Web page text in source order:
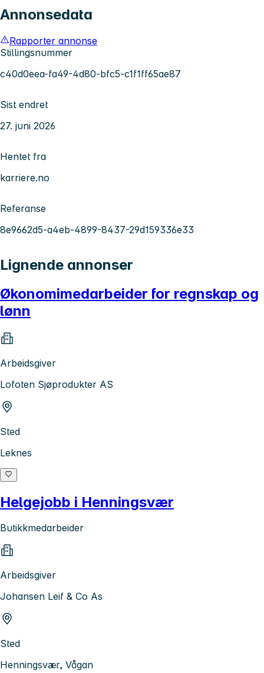
Annonsedata
Rapporter annonse
Stillingsnummer
c40d0eea-fa49-4d80-bfc5-c1f1ff65ae87
Sist endret
27. juni 2026
Hentet fra
karriere.no
Referanse
8e9662d5-a4eb-4899-8437-29d159336e33
Lignende annonser
Økonomimedarbeider for regnskap og
lønn
Arbeidsgiver
Lofoten Sjøprodukter AS
Sted
Leknes
Helgejobb i Henningsvær
Butikkmedarbeider
Arbeidsgiver
Johansen Leif & Co As
Sted
Henningsvær, Vågan